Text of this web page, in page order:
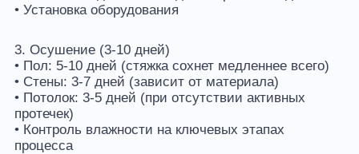
• Установка оборудования
3. Осушение (3-10 дней)
• Пол: 5-10 дней (стяжка сохнет медленнее всего)
• Стены: 3-7 дней (зависит от материала)
• Потолок: 3-5 дней (при отсутствии активных
протечек)
• Контроль влажности на ключевых этапах
процесса